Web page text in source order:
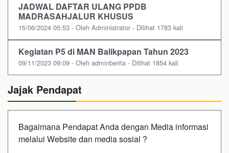
JADWAL DAFTAR ULANG PPDB
MADRASAHJALUR KHUSUS
15/06/2024 05:53 - Oleh Administrator - Dilihat 1783 kali
Kegiatan P5 di MAN Balikpapan Tahun 2023
09/11/2023 09:09 - Oleh adminberita - Dilihat 1854 kali
Jajak Pendapat
Bagaimana Pendapat Anda dengan Media informasi
melalui Website dan media sosial ?